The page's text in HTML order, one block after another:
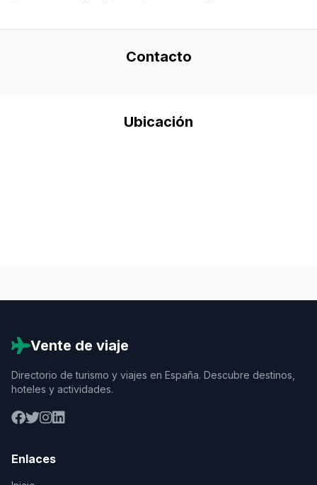
Contacto
Ubicación
Vente de viaje
Directorio de turismo y viajes en España. Descubre destinos,
hoteles y actividades.
Enlaces